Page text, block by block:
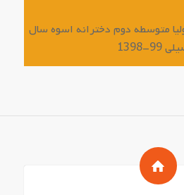
متوسطه دوم دخترانه اسوه سال
99-1398